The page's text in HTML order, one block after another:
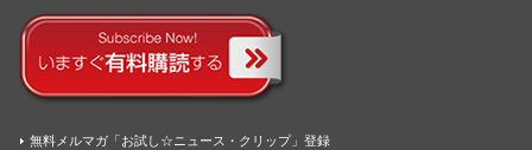
無料メルマガ「お試し☆ニュース・クリップ」登録